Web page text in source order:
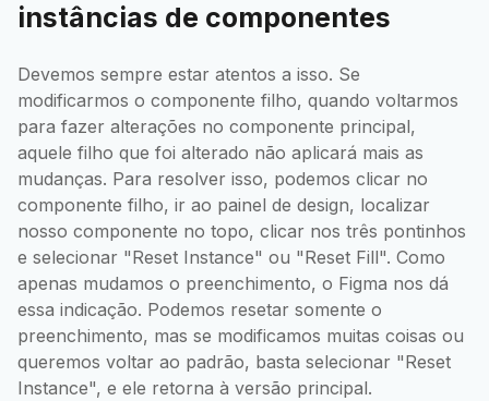
instâncias de componentes
Devemos sempre estar atentos a isso. Se
modificarmos o componente filho, quando voltarmos
para fazer alterações no componente principal,
aquele filho que foi alterado não aplicará mais as
mudanças. Para resolver isso, podemos clicar no
componente filho, ir ao painel de design, localizar
nosso componente no topo, clicar nos três pontinhos
e selecionar "Reset Instance" ou "Reset Fill". Como
apenas mudamos o preenchimento, o Figma nos dá
essa indicação. Podemos resetar somente o
preenchimento, mas se modificamos muitas coisas ou
queremos voltar ao padrão, basta selecionar "Reset
Instance", e ele retorna à versão principal.